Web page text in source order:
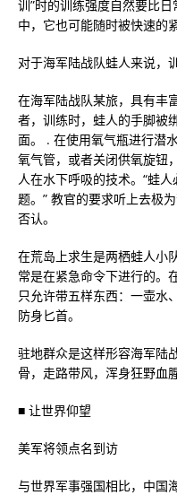
训”时的训练强度自然要比
中，它也可能随时被快速的
对于海军陆战队蛙人来说，
在海军陆战队某旅，具有丰
者，训练时，蛙人的手脚被
面。 . 在使用氧气瓶进行潜
氧气管，或者关闭供氧旋钮
人在水下呼吸的技术。“蛙
题。” 教官的要求听上去极
否认。
在荒岛上求生是两栖蛙人小
常是在紧急命令下进行的。
只允许带五样东西：一壶水
防身匕首。
驻地群众是这样形容海军陆
骨，走路带风，浑身狂野血
■ 让世界仰望
美军将领点名到访
与世界军事强国相比，中国